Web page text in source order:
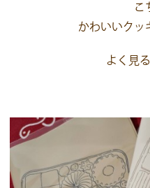
こ
かわいいクッ
よく見